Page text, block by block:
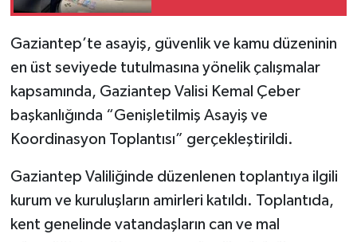
Gaziantep’te asayiş, güvenlik ve kamu düzeninin
en üst seviyede tutulmasına yönelik çalışmalar
kapsamında, Gaziantep Valisi Kemal Çeber
başkanlığında “Genişletilmiş Asayiş ve
Koordinasyon Toplantısı” gerçekleştirildi.
Gaziantep Valiliğinde düzenlenen toplantıya ilgili
kurum ve kuruluşların amirleri katıldı. Toplantıda,
kent genelinde vatandaşların can ve mal
Yaşam
Yeme-İçme